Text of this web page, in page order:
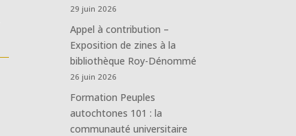
29 juin 2026
Appel à contribution –
Exposition de zines à la
bibliothèque Roy-Dénommé
26 juin 2026
Formation Peuples
autochtones 101 : la
communauté universitaire